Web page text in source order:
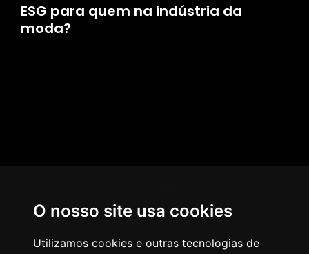
O nosso site usa cookies
Utilizamos cookies e outras tecnologias de
ESG para quem na indústria da
moda?
AGÊNCIA
COMO PENSAMOS